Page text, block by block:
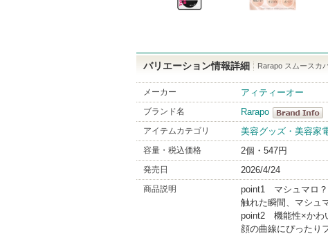
バリエーション情報詳細 Rarapo スムースカ
メーカー アィティーオー
ブランド名
Rarapo
Rarapo
BrandInfo
アイテムカテゴリ 美容グッズ・美容家
容量・税込価格 2個・547円
発売日 2026/4/24
商品説明
point1 マシュマロ？
触れた瞬間、マシュ
point2 機能性×かわ
顔の曲線にぴったり